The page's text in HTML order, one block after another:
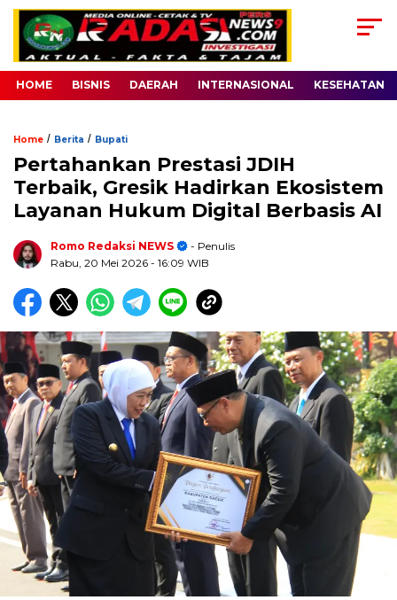
HOME BISNIS DAERAH INTERNASIONAL KESEHATAN
Home / Berita / Bupati
Pertahankan Prestasi JDIH
Terbaik, Gresik Hadirkan Ekosistem
Layanan Hukum Digital Berbasis AI
Romo Redaksi NEWS
- Penulis
Rabu, 20 Mei 2026 - 16:09 WIB